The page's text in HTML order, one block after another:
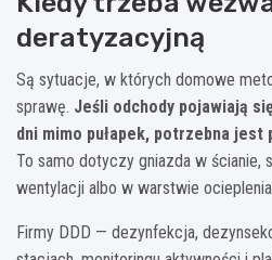
deratyzacyjną
Są sytuacje, w których domowe
sprawę. Jeśli odchody pojawiają
dni mimo pułapek, potrzebna
To samo dotyczy gniazda w ścianie,
wentylacji albo w warstwie
Firmy DDD — dezynfekcja,